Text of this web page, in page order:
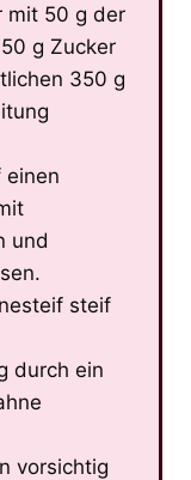
mit 50 g der
g Zucker
350 g
einen
und
steif
durch ein
vorsichtig